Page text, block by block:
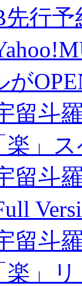
先行
が
留斗
楽」
留斗
留斗
楽」